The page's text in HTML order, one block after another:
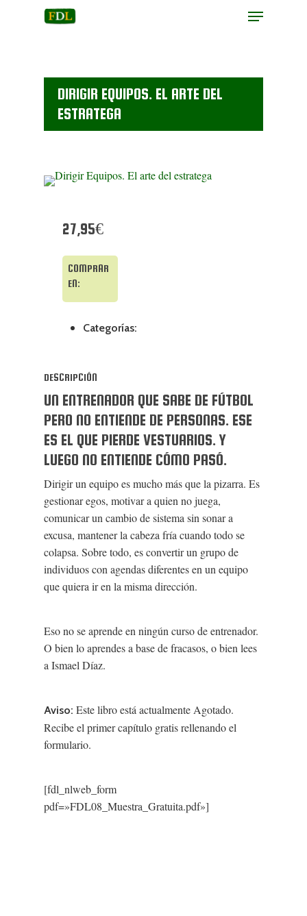
DIRIGIR EQUIPOS. EL ARTE DEL
ESTRATEGA
27,95€
COMPRAR
EN:
Categorías:
DESCRIPCIÓN
UN ENTRENADOR QUE SABE DE FÚTBOL
PERO NO ENTIENDE DE PERSONAS. ESE
ES EL QUE PIERDE VESTUARIOS. Y
LUEGO NO ENTIENDE CÓMO PASÓ.
Dirigir un equipo es mucho más que la pizarra. Es
gestionar egos, motivar a quien no juega,
comunicar un cambio de sistema sin sonar a
excusa, mantener la cabeza fría cuando todo se
colapsa. Sobre todo, es convertir un grupo de
individuos con agendas diferentes en un equipo
que quiera ir en la misma dirección.
Eso no se aprende en ningún curso de entrenador.
O bien lo aprendes a base de fracasos, o bien lees
a Ismael Díaz.
Aviso: Este libro está actualmente Agotado.
Recibe el primer capítulo gratis rellenando el
formulario.
[fdl_nlweb_form
pdf=»FDL08_Muestra_Gratuita.pdf»]
Fútbol Profesional
Entrenamiento Mental
Publica con
Dónde comprar